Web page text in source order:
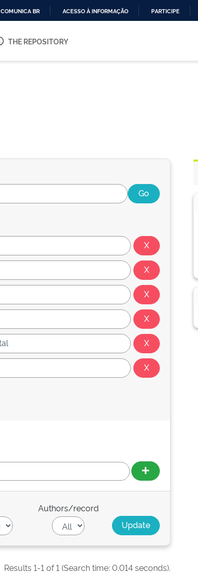
O
COMUNICA BR ACESSO À INFORMAÇÃO PARTICIPE
THE REPOSITORY
Authors/record
Results 1-1 of 1 (Search time: 0.014 seconds).